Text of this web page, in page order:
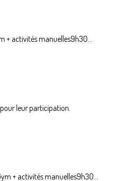
+ activités manuelles9h30...
leur participation.
+ activités manuelles9h30...